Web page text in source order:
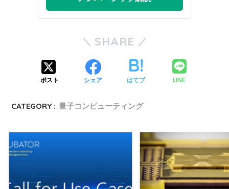
SHARE
ポスト シェア はてブ LINE
CATEGORY : 量子コンピューティング